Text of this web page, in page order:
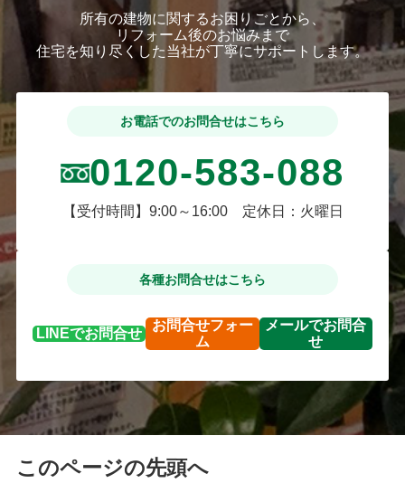
所有の建物に関するお困りごとから、
リフォーム後のお悩みまで
住宅を知り尽くした当社が丁寧にサポートします。
お電話でのお問合せはこちら
0120-583-088
【受付時間】9:00～16:00 定休日：火曜日
各種お問合せはこちら
LINEでお問合せ
お問合せフォー
ム
メールでお問合
せ
このページの先頭へ